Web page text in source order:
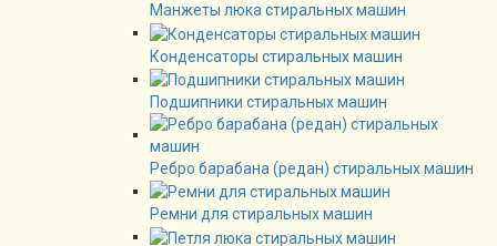
Манжеты люка стиральных машин
Конденсаторы стиральных машин
Подшипники стиральных машин
Ребро барабана (редан) стиральных машин
Ремни для стиральных машин